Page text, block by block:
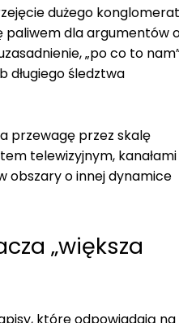
dużego
paliwem dla argumentów
„po co to
długiego śledztwa
przewagę przez skalę
telewizyjnym, kanałami
obszary o innej dynamice
„większa